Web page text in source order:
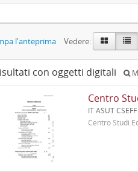
l'anteprima Vedere:
con oggetti digitali
Centro
IT ASUT CSEFF
Centro Studi